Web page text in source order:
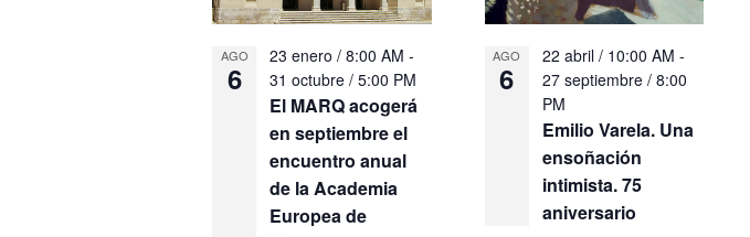
AGO
6
El MARQ acogerá
en septiembre el
encuentro anual
de la Academia
Europea de
23 enero / 8:00 AM -
31 octubre / 5:00 PM
AGO
6
Emilio Varela. Una
ensoñación
intimista. 75
aniversario
22 abril / 10:00 AM -
27 septiembre / 8:00
PM